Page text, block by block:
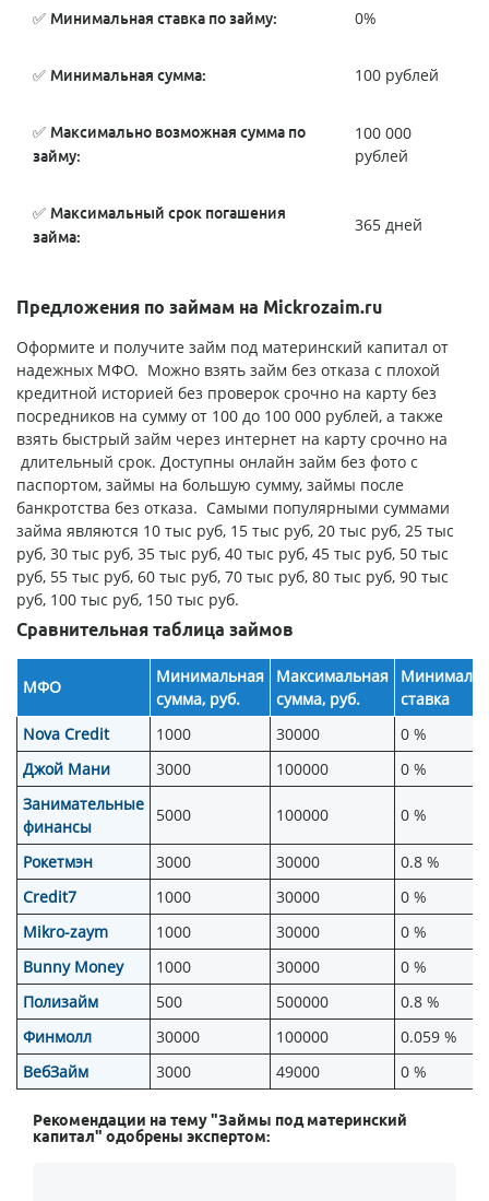
✅ Минимальная ставка по займу: 0%
✅ Минимальная сумма: 100 рублей
✅ Максимально возможная сумма по
займу:
100 000
рублей
✅ Максимальный срок погашения
займа:
365 дней
Предложения по займам на Mickrozaim.ru
Оформите и получите займ под материнский капитал от
надежных МФО. Можно взять займ без отказа с плохой
кредитной историей без проверок срочно на карту без
посредников на сумму от 100 до 100 000 рублей, а также
взять быстрый займ через интернет на карту срочно на
длительный срок. Доступны онлайн займ без фото с
паспортом, займы на большую сумму, займы после
банкротства без отказа. Самыми популярными суммами
займа являются 10 тыс руб, 15 тыс руб, 20 тыс руб, 25 тыс
руб, 30 тыс руб, 35 тыс руб, 40 тыс руб, 45 тыс руб, 50 тыс
руб, 55 тыс руб, 60 тыс руб, 70 тыс руб, 80 тыс руб, 90 тыс
руб, 100 тыс руб, 150 тыс руб.
Сравнительная таблица займов
МФО
Минимальная
сумма, руб.
Максимальная
сумма, руб.
ставка
Nova Credit
1000 30000
0 %
Джой Мани
3000 100000
0 %
Занимательные
финансы
5000 100000 0 %
Рокетмэн 3000 30000
0.8 %
Credit7
1000 30000
0 %
Mikro-zaym
1000 30000
0 %
Bunny Money
1000 30000
0 %
Полизайм
500 500000
0.8 %
Финмолл
30000 100000
0.059 %
ВебЗайм
3000 49000 0 %
Рекомендации на тему "Займы под материнский
капитал" одобрены экспертом: